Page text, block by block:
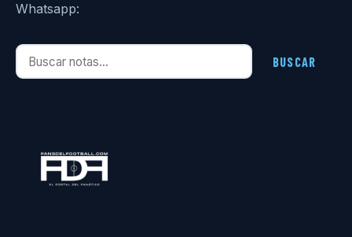
Whatsapp:
Buscar notas BUSCAR